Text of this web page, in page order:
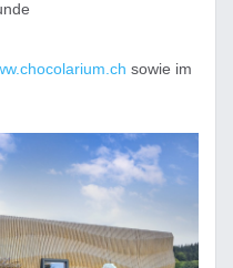
sowie im